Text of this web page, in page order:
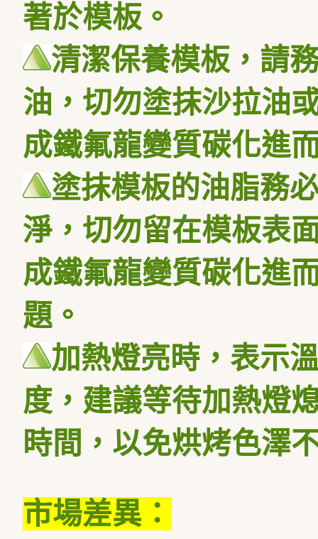
著於模板。
清潔保養模板，請
油，切勿塗抹沙拉油
成鐵氟龍變質碳化進
塗抹模板的油脂務
淨，切勿留在模板表
成鐵氟龍變質碳化進
題。
加熱燈亮時，表示
度，建議等待加熱燈
時間，以免烘烤色澤
市場差異：